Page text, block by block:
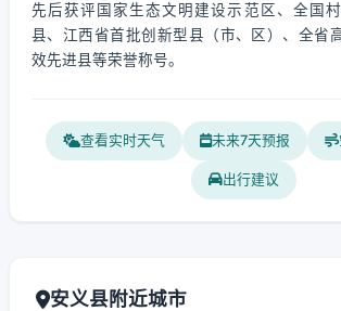
先后获评国家生态文明建设示范区、全国
县、江西省首批创新型县（市、区）、全省
效先进县等荣誉称号。
查看实时天气 未来7天预报
出行建议
安义县附近城市